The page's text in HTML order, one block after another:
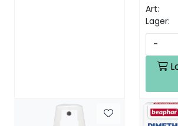
Art:
Lager:
-